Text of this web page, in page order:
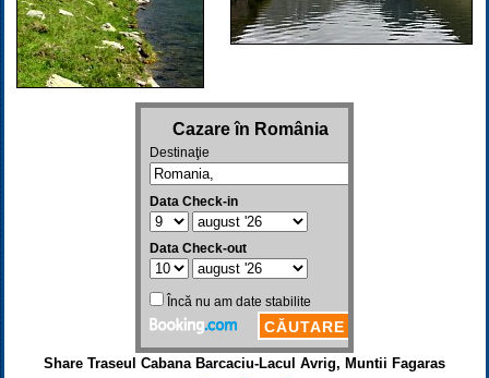
Share Traseul Cabana Barcaciu-Lacul Avrig, Muntii Fagaras